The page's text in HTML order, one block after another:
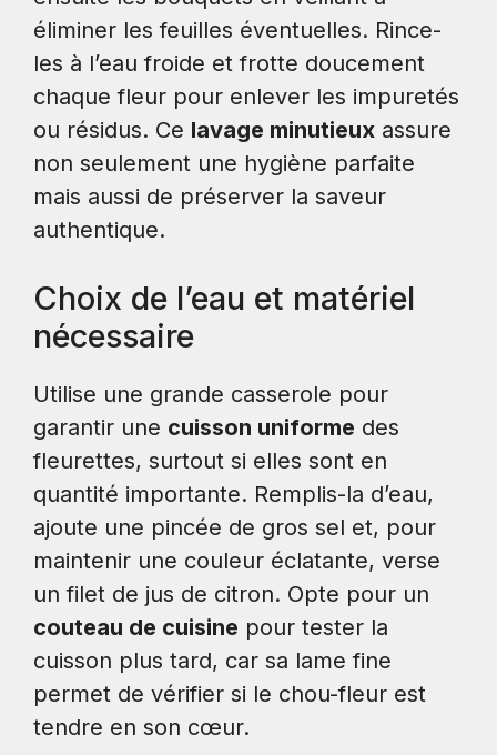
éliminer les feuilles éventuelles. Rince-
les à l’eau froide et frotte doucement
chaque fleur pour enlever les impuretés
ou résidus. Ce lavage minutieux assure
non seulement une hygiène parfaite
mais aussi de préserver la saveur
authentique.
Choix de l’eau et matériel
nécessaire
Utilise une grande casserole pour
garantir une cuisson uniforme des
fleurettes, surtout si elles sont en
quantité importante. Remplis-la d’eau,
ajoute une pincée de gros sel et, pour
maintenir une couleur éclatante, verse
un filet de jus de citron. Opte pour un
couteau de cuisine pour tester la
cuisson plus tard, car sa lame fine
permet de vérifier si le chou-fleur est
tendre en son cœur.